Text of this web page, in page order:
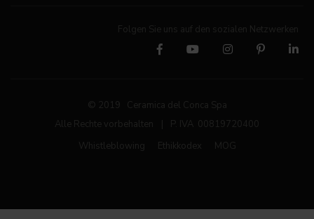
Folgen Sie uns auf den sozialen Netzwerken
© 2019 Ceramica del Conca Spa
Alle Rechte vorbehalten
P. IVA 00819720400
Whistleblowing
Ethikkodex MOG